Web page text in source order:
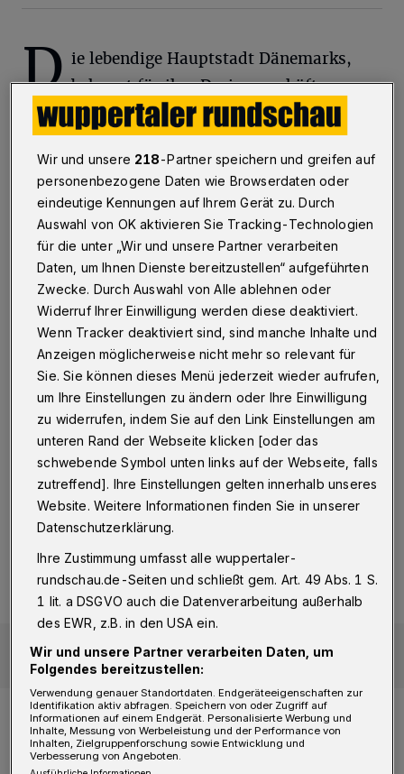
D ie lebendige Hauptstadt Dänemarks,
bekannt für ihre Designgeschäfte,
moderne Architektur und ein pulsierendes
Stadtleben, ist das ideale Ziel für einen
unvergesslichen Ausflug mit den Mädels. Auf
geht’s nach Kopenhagen!
Anreise und Übernachtung
Die Anreise nach Kopenhagen kann entspannt
mit dem Zug von Wuppertal über Hamburg
erfolgen. Die Fahrt, die etwa neun Stunden
dauert, bietet reichlich Zeit zum Relaxen und
um mit den Mädels bei Sekt, Snacks und
kleinen Mahlzeiten über Gott und die Welt zu
plaudern – ideal auch, um nebenbei zu
stricken oder zu häkeln. Alternativ gibt es
Direktflüge von Düsseldorf nach Kopenhagen,
mit denen ihr in ungefähr 1,5 Stunden in der
dänischen Hauptstadt ankommen könnt.
Die Auswahl an Unterkünften für denUrlaub
in Dänemarkist vielfältig. In Kopenhagen
Wir und unsere 218-Partner speichern und greifen auf
personenbezogene Daten wie Browserdaten oder
eindeutige Kennungen auf Ihrem Gerät zu. Durch
Auswahl von OK aktivieren Sie Tracking-Technologien
für die unter „Wir und unsere Partner verarbeiten
Daten, um Ihnen Dienste bereitzustellen“ aufgeführten
Zwecke. Durch Auswahl von Alle ablehnen oder
Widerruf Ihrer Einwilligung werden diese deaktiviert.
Wenn Tracker deaktiviert sind, sind manche Inhalte und
Anzeigen möglicherweise nicht mehr so relevant für
Sie. Sie können dieses Menü jederzeit wieder aufrufen,
um Ihre Einstellungen zu ändern oder Ihre Einwilligung
zu widerrufen, indem Sie auf den Link Einstellungen am
unteren Rand der Webseite klicken [oder das
schwebende Symbol unten links auf der Webseite, falls
zutreffend]. Ihre Einstellungen gelten innerhalb unseres
Website. Weitere Informationen finden Sie in unserer
Datenschutzerklärung.
Ihre Zustimmung umfasst alle wuppertaler-
rundschau.de-Seiten und schließt gem. Art. 49 Abs. 1 S.
1 lit. a DSGVO auch die Datenverarbeitung außerhalb
des EWR, z.B. in den USA ein.
Wir und unsere Partner verarbeiten Daten, um
Folgendes bereitzustellen:
Verwendung genauer Standortdaten. Endgeräteeigenschaften zur
Identifikation aktiv abfragen. Speichern von oder Zugriff auf
Informationen auf einem Endgerät. Personalisierte Werbung und
Inhalte, Messung von Werbeleistung und der Performance von
Inhalten, Zielgruppenforschung sowie Entwicklung und
Verbesserung von Angeboten.